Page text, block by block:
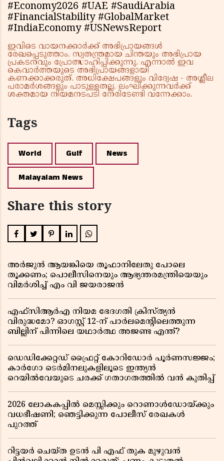
#Economy2026 #UAE #SaudiArabia
#FinancialStability #GlobalMarket
#IndiaEconomy #USNewsReport
ഇവിടെ വായനക്കാർക്ക് അഭിപ്രായങ്ങൾ
രേഖപ്പെടുത്താം. സ്വതന്ത്രമായ ചിന്തയും അഭിപ്രായ
പ്രകടനവും പ്രോത്സാഹിപ്പിക്കുന്നു. എന്നാൽ ഇവ
കെവാർത്തയുടെ അഭിപ്രായങ്ങളായി
കണക്കാക്കരുത്. അധിക്ഷേപങ്ങളും വിദ്വേഷ - അശ്ലീല
പരാമർശങ്ങളും പാടുള്ളതല്ല. ലംഘിക്കുന്നവർക്ക്
ശക്തമായ നിയമനടപടി നേരിടേണ്ടി വന്നേക്കാം.
Tags
World Gulf News
Malayalam News
Share this story
അർജുൻ ആയങ്കിയെ തൂഫാനിലേതു പോലെ
തൂക്കണം; പൊലീസിനെയും ആഭ്യന്തരമന്ത്രിയെയും
വിമർശിച്ച് എം വി ജയരാജൻ
എഫ്സിആർഎ നിയമ ഭേദഗതി ക്രിസ്ത്യൻ
വിരുദ്ധമോ? ഓഗസ്റ്റ് 12-ന് പാർലമെന്റിലെത്തുന്ന
ബില്ലിന് പിന്നിലെ യഥാർത്ഥ അജണ്ട എന്ത്?
ഡെഡിക്കേറ്റഡ് ഫ്രൈറ്റ് കോറിഡോർ പൂർണസജ്ജം;
കാർഗോ ടെർമിനലുകളിലൂടെ ഇന്ത്യൻ
റെയിൽവേയുടെ ചരക്ക് ഗതാഗതത്തിൽ വൻ കുതിപ്പ്
2026 ലോകകപ്പിൽ മെസ്സിക്കും റൊണാൾഡോയ്ക്കും
വധഭീഷണി; ഞെട്ടിക്കുന്ന പോലീസ് രേഖകൾ
പുറത്ത്
റിട്ടയർ ചെയ്ത ഉടൻ പി എഫ് തുക മുഴുവൻ